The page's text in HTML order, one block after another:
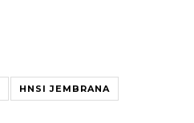
HNSI JEMBRANA